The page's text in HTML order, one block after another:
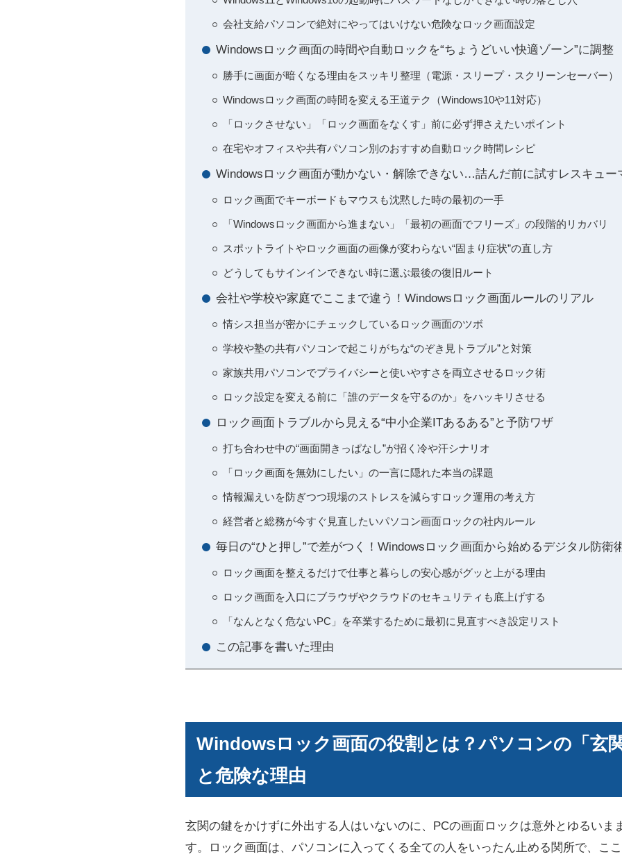
会社支給パソコンで絶対にやってはいけない危険なロック画面設定
Windowsロック画面の時間や自動ロックを“ちょうどいい快適ゾーン”に調整
勝手に画面が暗くなる理由をスッキリ整理（電源・スリープ・スクリーンセーバー）
Windowsロック画面の時間を変える王道テク（Windows10や11対応）
「ロックさせない」「ロック画面をなくす」前に必ず押さえたいポイント
在宅やオフィスや共有パソコン別のおすすめ自動ロック時間レシピ
Windowsロック画面が動かない・解除できない…詰んだ前に試すレスキュー
ロック画面でキーボードもマウスも沈黙した時の最初の一手
「Windowsロック画面から進まない」「最初の画面でフリーズ」の段階的リカバリ
スポットライトやロック画面の画像が変わらない“固まり症状”の直し方
どうしてもサインインできない時に選ぶ最後の復旧ルート
会社や学校や家庭でここまで違う！Windowsロック画面ルールのリアル
情シス担当が密かにチェックしているロック画面のツボ
学校や塾の共有パソコンで起こりがちな“のぞき見トラブル”と対策
家族共用パソコンでプライバシーと使いやすさを両立させるロック術
ロック設定を変える前に「誰のデータを守るのか」をハッキリさせる
ロック画面トラブルから見える“中小企業ITあるある”と予防ワザ
打ち合わせ中の“画面開きっぱなし”が招く冷や汗シナリオ
「ロック画面を無効にしたい」の一言に隠れた本当の課題
情報漏えいを防ぎつつ現場のストレスを減らすロック運用の考え方
経営者と総務が今すぐ見直したいパソコン画面ロックの社内ルール
毎日の“ひと押し”で差がつく！Windowsロック画面から始めるデジタル防衛
ロック画面を整えるだけで仕事と暮らしの安心感がグッと上がる理由
ロック画面を入口にブラウザやクラウドのセキュリティも底上げする
「なんとなく危ないPC」を卒業するために最初に見直すべき設定リスト
この記事を書いた理由
Windowsロック画面の役割とは？パソコンの「玄
と危険な理由
玄関の鍵をかけずに外出する人はいないのに、PCの画面ロックは意外とゆるいま
す。ロック画面は、パソコンに入ってくる全ての人をいったん止める関所で、こ